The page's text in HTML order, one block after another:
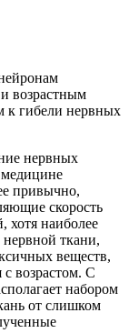
возрастным
к гибели нервных
нервных
медицине
привычно,
скорость
хотя наиболее
ткани,
веществ,
возрастом. С
набором
от слишком